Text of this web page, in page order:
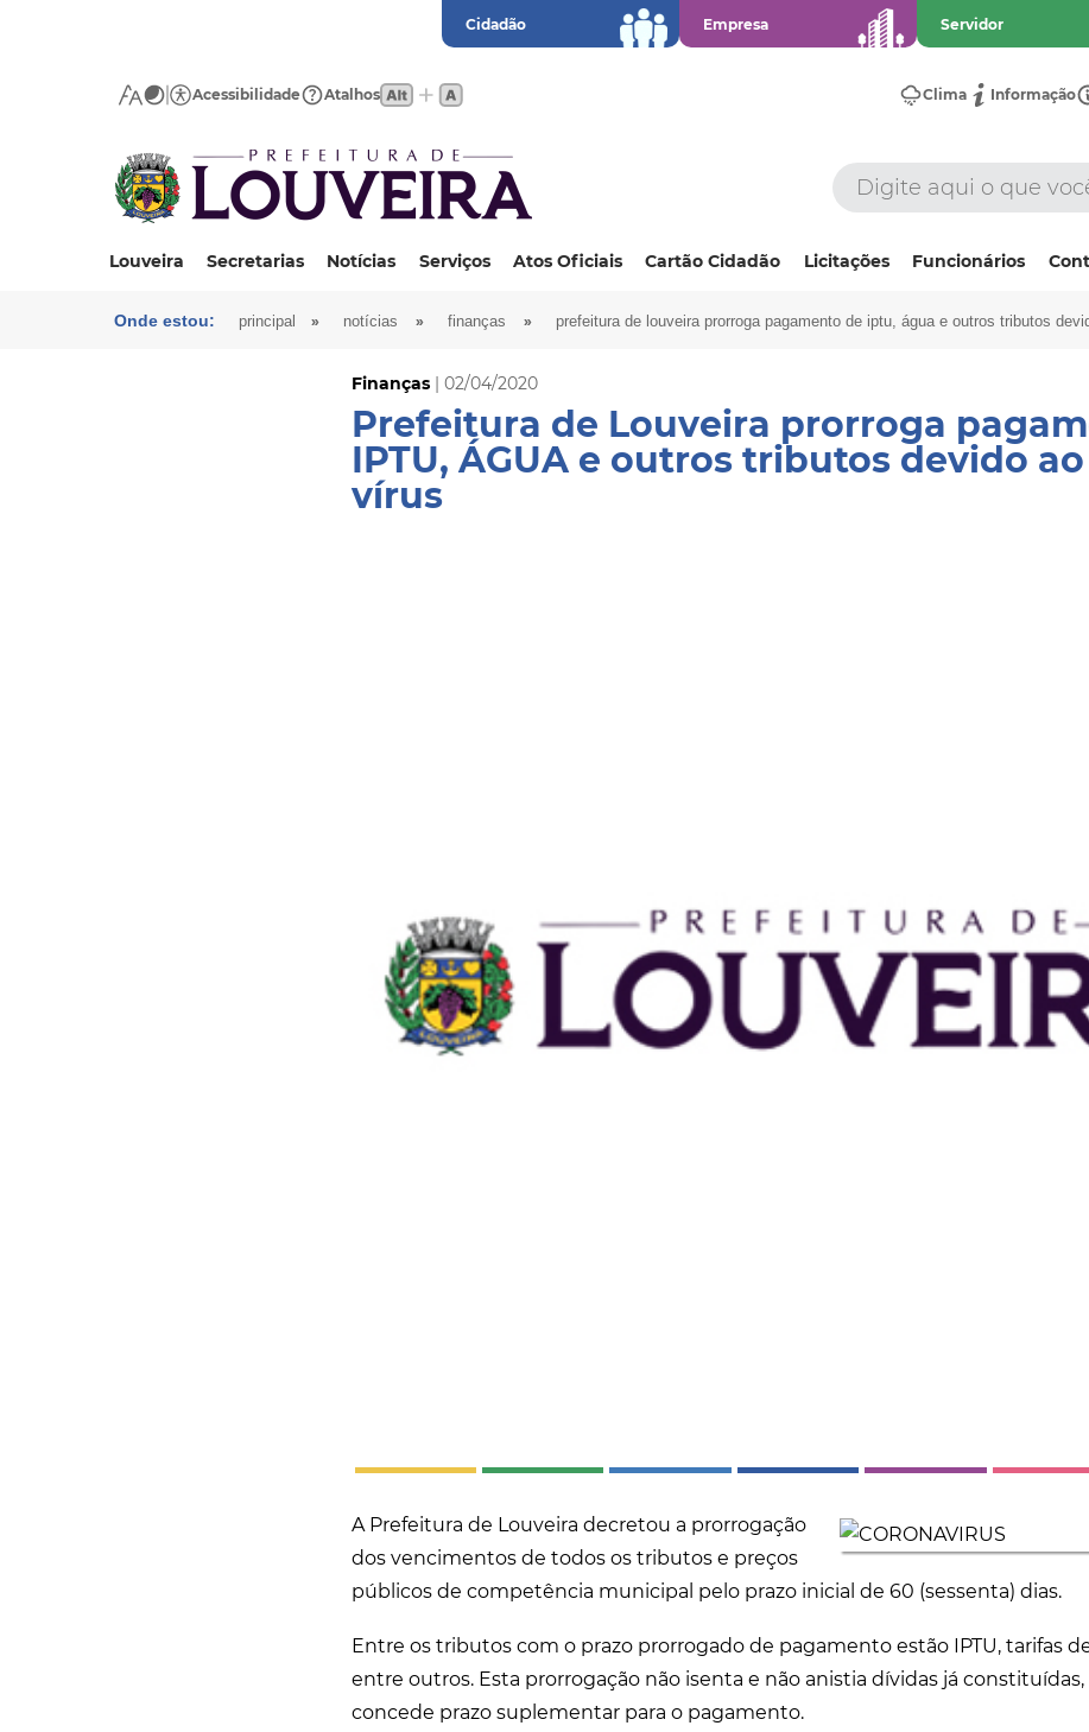
Cidadão Empresa Servidor
Acessibilidade Atalhos Clima Informação
Louveira Secretarias Notícias Serviços Atos Oficiais Cartão Cidadão Licitações Funcionários
Onde estou: principal » notícias » finanças » prefeitura de louveira prorroga pagamento de iptu, água e outros tributos
Finanças | 02/04/2020
Prefeitura de Louveira prorroga
IPTU, ÁGUA e outros tributos devido
vírus
A Prefeitura de Louveira decretou a prorrogação
dos vencimentos de todos os tributos e preços
públicos de competência municipal pelo prazo inicial de 60 (sessenta) dias.
Entre os tributos com o prazo prorrogado de pagamento estão IPTU, tarifas
entre outros. Esta prorrogação não isenta e não anistia dívidas já
concede prazo suplementar para o pagamento.